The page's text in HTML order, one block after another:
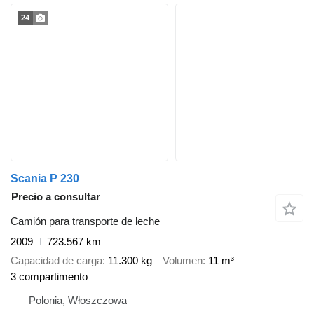
24
Scania P 230
Precio a consultar
Camión para transporte de leche
2009
723.567 km
Capacidad de carga 11.300 kg Volumen 11 m³
3 compartimento
Polonia, Włoszczowa